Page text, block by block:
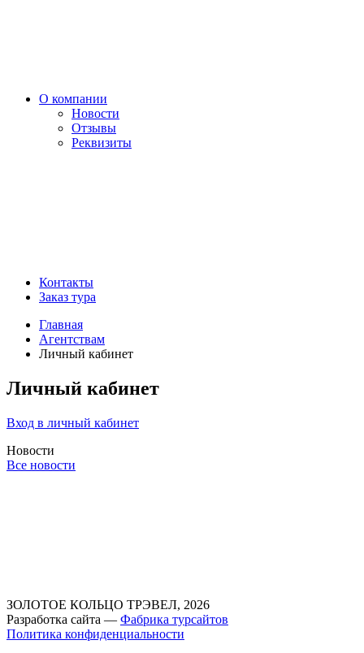
О компании
Новости
Отзывы
Реквизиты
Контакты
Заказ тура
Главная
Агентствам
Личный кабинет
Личный кабинет
Вход в личный кабинет
Новости
Все новости
ЗОЛОТОЕ КОЛЬЦО ТРЭВЕЛ, 2026
Разработка сайта — Фабрика турсайтов
Политика конфиденциальности